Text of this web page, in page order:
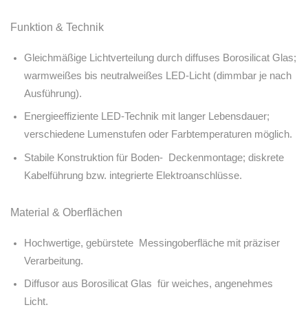
Funktion & Technik
Gleichmäßige Lichtverteilung durch diffuses Borosilicat Glas;
warmweißes bis neutralweißes LED-Licht (dimmbar je nach
Ausführung).
Energieeffiziente LED-Technik mit langer Lebensdauer;
verschiedene Lumenstufen oder Farbtemperaturen möglich.
Stabile Konstruktion für Boden- Deckenmontage; diskrete
Kabelführung bzw. integrierte Elektroanschlüsse.
Material & Oberflächen
Hochwertige, gebürstete Messingoberfläche mit präziser
Verarbeitung.
Diffusor aus Borosilicat Glas für weiches, angenehmes
Licht.